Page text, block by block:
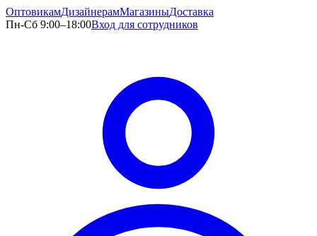
ОптовикамДизайнерамМагазиныДоставка
Пн-Сб 9:00–18:00Вход для сотрудников